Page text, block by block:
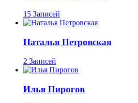
15 Записей
Наталья Петровская
2 Записей
Илья Пирогов